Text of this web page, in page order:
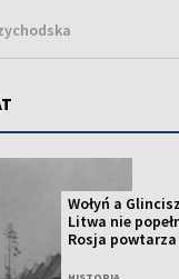
Wołyń a
Litwa nie
Rosja